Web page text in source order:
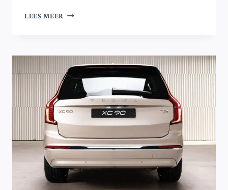
LEES MEER ECB-
RENTEVERLAGINGEN
NA
BESLISSING
OKTOBER